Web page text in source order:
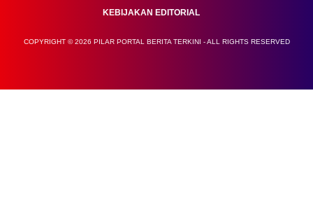
KEBIJAKAN EDITORIAL
COPYRIGHT © 2026 PILAR PORTAL BERITA TERKINI - ALL RIGHTS RESERVED